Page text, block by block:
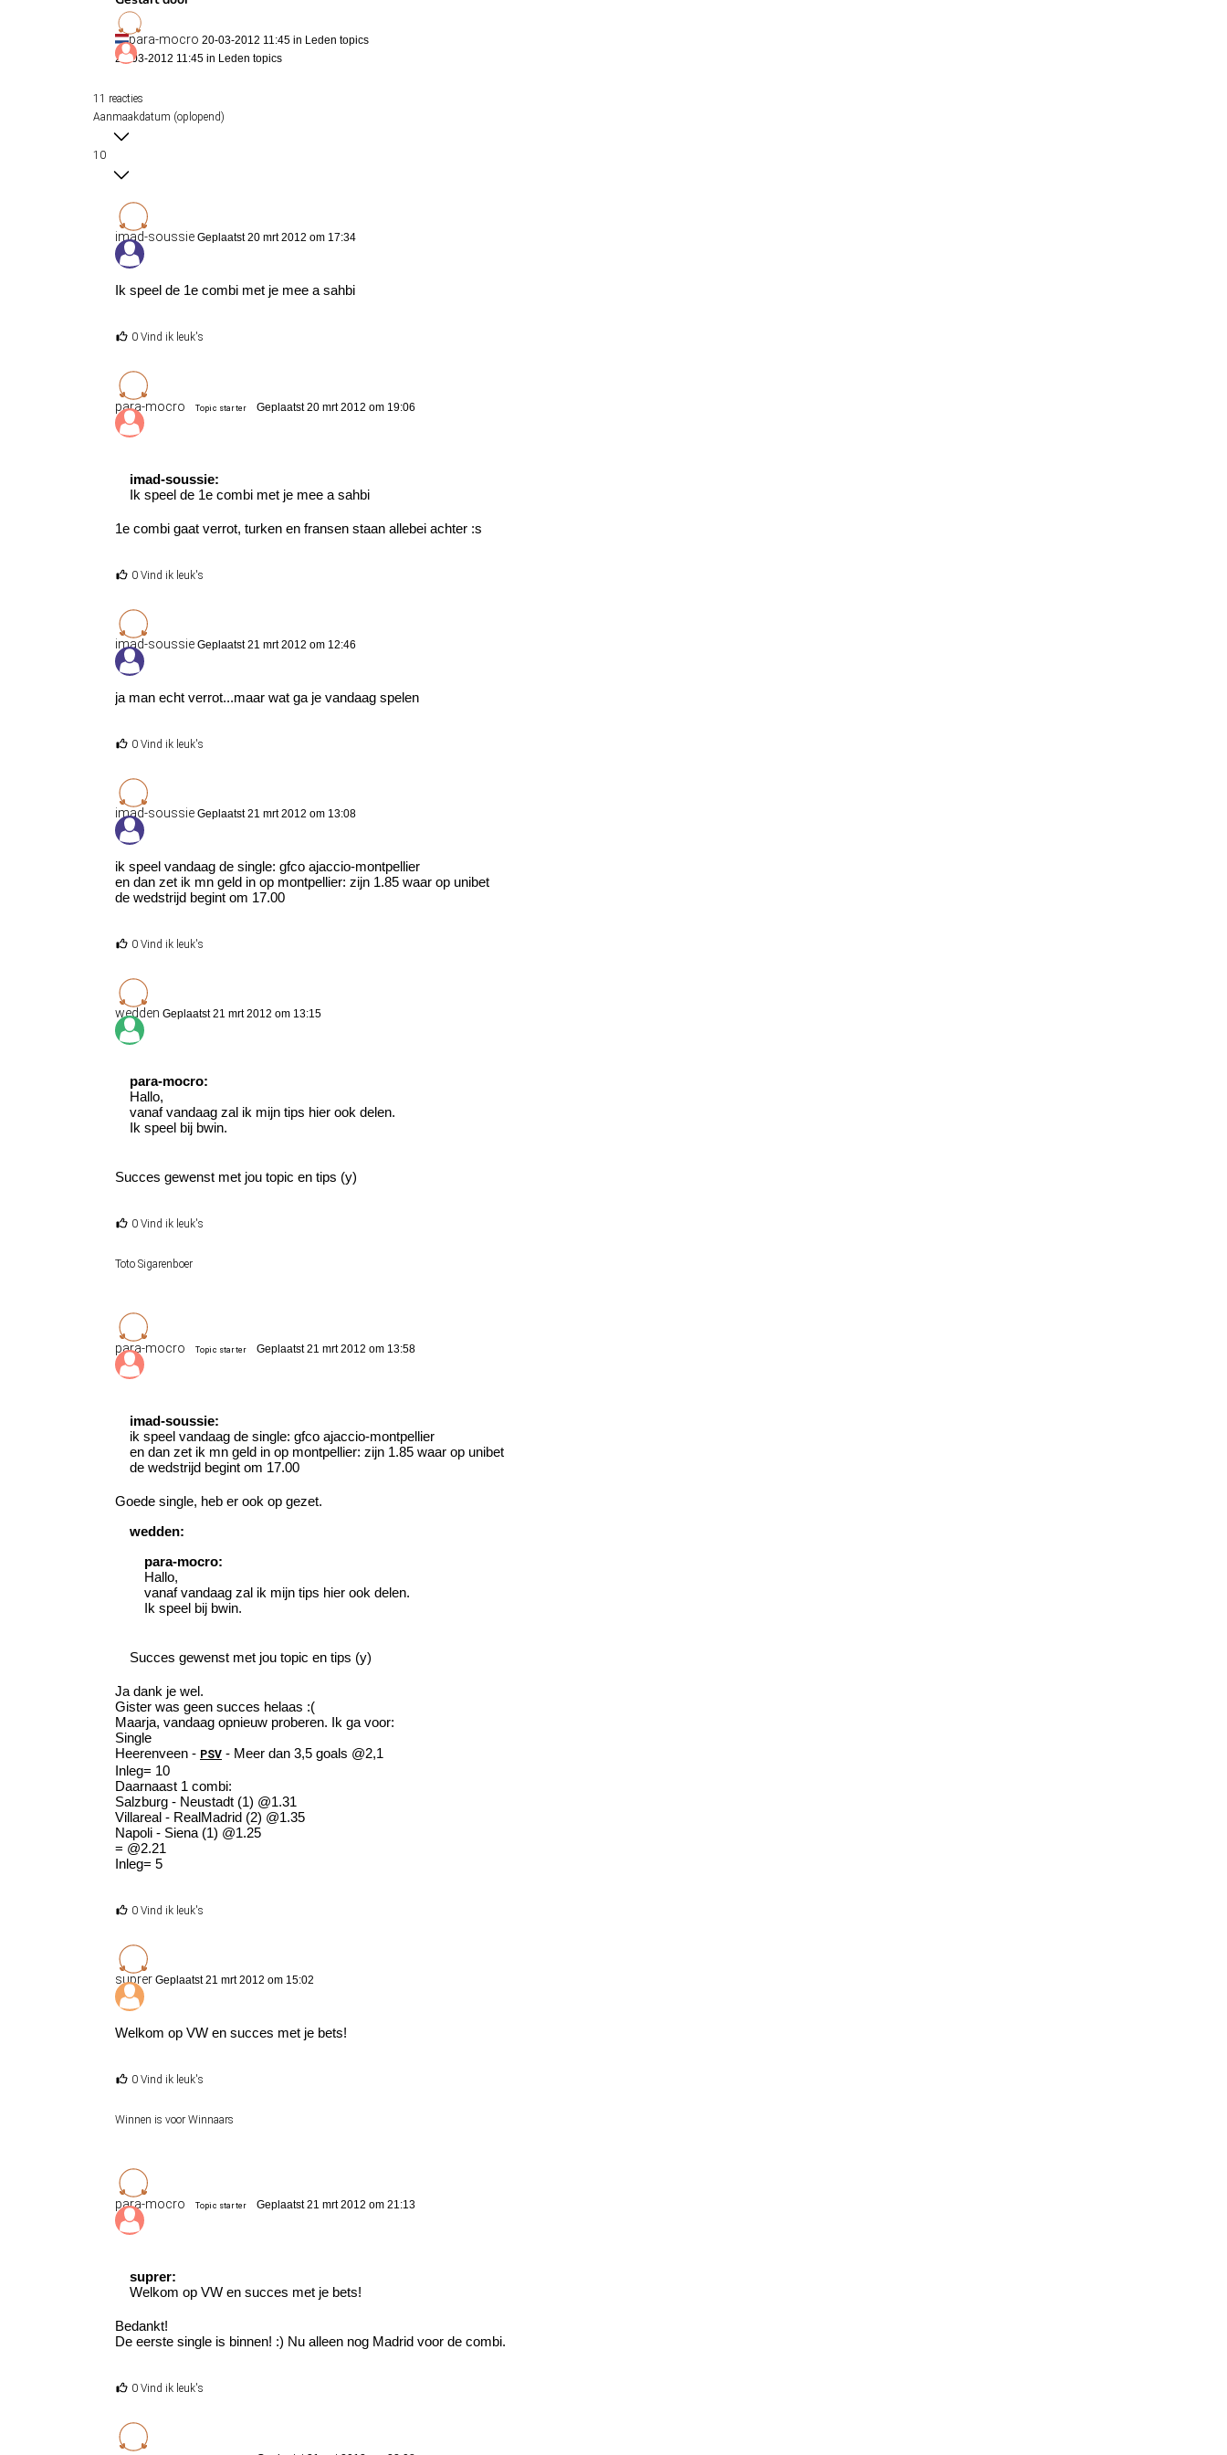
para-mocro 20-03-2012 11:45 in Leden topics
20-03-2012 11:45 in Leden topics
11 reacties
Aanmaakdatum (oplopend)
10
imad-soussie Geplaatst 20 mrt 2012 om 17:34
Ik speel de 1e combi met je mee a sahbi
0 Vind ik leuk's
para-mocro Topic starter Geplaatst 20 mrt 2012 om 19:06
imad-soussie:
Ik speel de 1e combi met je mee a sahbi
1e combi gaat verrot, turken en fransen staan allebei achter :s
0 Vind ik leuk's
imad-soussie Geplaatst 21 mrt 2012 om 12:46
ja man echt verrot...maar wat ga je vandaag spelen
0 Vind ik leuk's
imad-soussie Geplaatst 21 mrt 2012 om 13:08
ik speel vandaag de single: gfco ajaccio-montpellier
en dan zet ik mn geld in op montpellier: zijn 1.85 waar op unibet
de wedstrijd begint om 17.00
0 Vind ik leuk's
wedden Geplaatst 21 mrt 2012 om 13:15
para-mocro:
Hallo,
vanaf vandaag zal ik mijn tips hier ook delen.
Ik speel bij bwin.
Succes gewenst met jou topic en tips (y)
0 Vind ik leuk's
Toto Sigarenboer
para-mocro Topic starter Geplaatst 21 mrt 2012 om 13:58
imad-soussie:
ik speel vandaag de single: gfco ajaccio-montpellier
en dan zet ik mn geld in op montpellier: zijn 1.85 waar op unibet
de wedstrijd begint om 17.00
Goede single, heb er ook op gezet.
wedden:
para-mocro:
Hallo,
vanaf vandaag zal ik mijn tips hier ook delen.
Ik speel bij bwin.
Succes gewenst met jou topic en tips (y)
Ja dank je wel.
Gister was geen succes helaas :(
Maarja, vandaag opnieuw proberen. Ik ga voor:
Single
Heerenveen - PSV - Meer dan 3,5 goals @2,1
Inleg= 10
Daarnaast 1 combi:
Salzburg - Neustadt (1) @1.31
Villareal - RealMadrid (2) @1.35
Napoli - Siena (1) @1.25
= @2.21
Inleg= 5
0 Vind ik leuk's
suprer Geplaatst 21 mrt 2012 om 15:02
Welkom op VW en succes met je bets!
0 Vind ik leuk's
Winnen is voor Winnaars
para-mocro Topic starter Geplaatst 21 mrt 2012 om 21:13
suprer:
Welkom op VW en succes met je bets!
Bedankt!
De eerste single is binnen! :) Nu alleen nog Madrid voor de combi.
0 Vind ik leuk's